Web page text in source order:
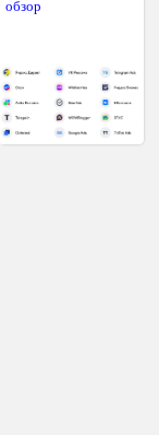
обзор